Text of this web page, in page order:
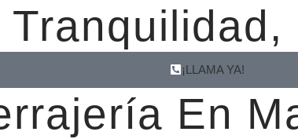
¡LLAMA YA!
En